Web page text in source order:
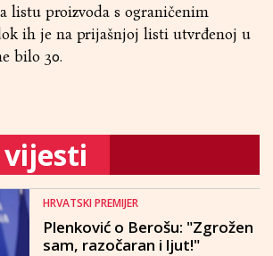
listu proizvoda s ograničenim
ih je na prijašnjoj listi utvrđenoj u
bilo 30.
HRVATSKI PREMIJER
Plenković o Berošu: "Zgrožen
sam, razočaran i ljut!"